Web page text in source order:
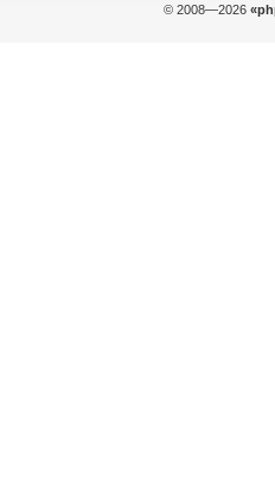
© 2008—2026